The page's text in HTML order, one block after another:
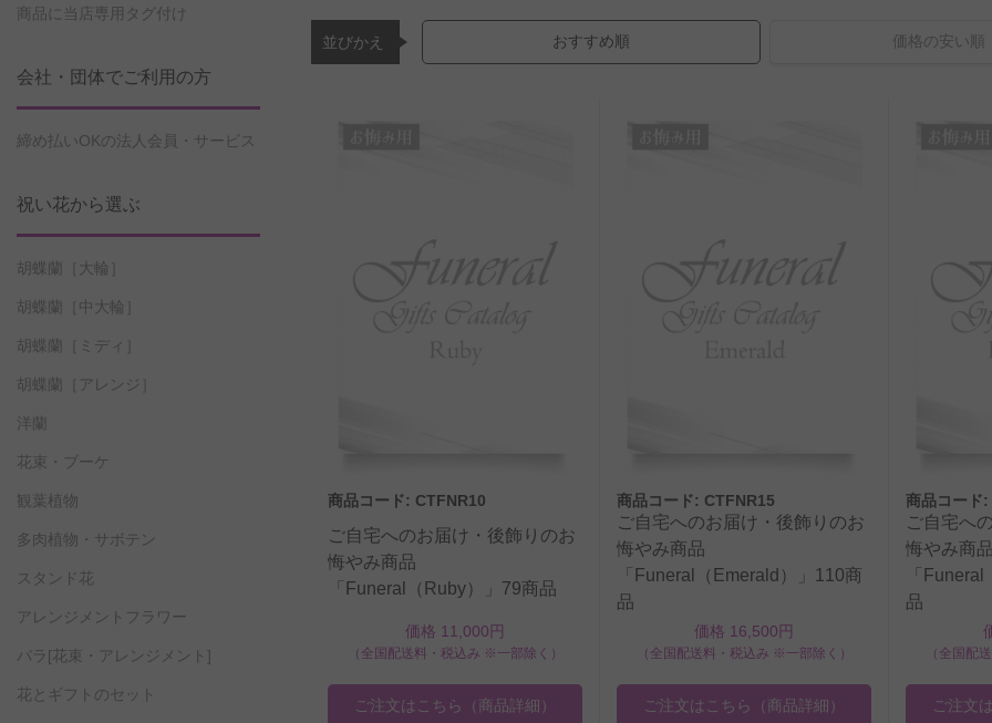
並びかえ おすすめ順 価格の安い順
商品コード: CTFNR10
ご自宅へのお届け・後飾りのお
悔やみ商品
「Funeral（Ruby）」79商品
価格 11,000円
（全国配送料・税込み ※一部除く）
ご注文はこちら （商品詳細）
商品コード: CTFNR15
ご自宅へのお届け・後飾りのお
悔やみ商品
「Funeral（Emerald）」110商
品
価格 16,500円
（全国配送料・税込み ※一部除く）
ご注文はこちら （商品詳細）
商品コード
ご自宅へ
悔やみ商
「
品
（全国配
ご注文
商品に当店専用タグ付け
会社・団体でご利用の方
締め払いOKの法人会員・サービス
祝い花から選ぶ
胡蝶蘭［大輪］
胡蝶蘭［中大輪］
胡蝶蘭［ミディ］
胡蝶蘭［アレンジ］
洋蘭
花束・ブーケ
観葉植物
多肉植物・サボテン
スタンド花
アレンジメントフラワー
バラ[花束・アレンジメント]
花とギフトのセット